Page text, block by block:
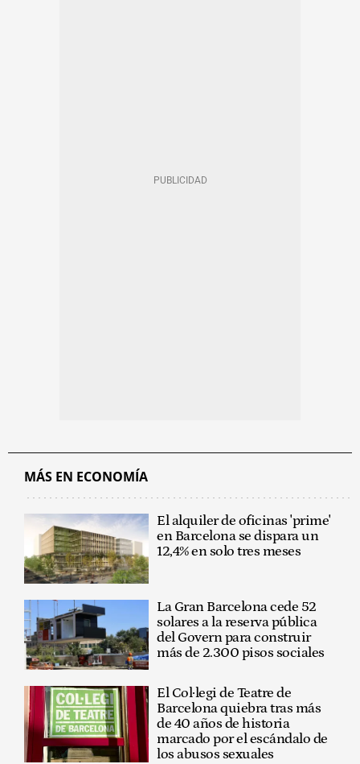
MÁS EN ECONOMÍA
El alquiler de oficinas 'prime'
en Barcelona se dispara un
12,4% en solo tres meses
La Gran Barcelona cede 52
solares a la reserva pública
del Govern para construir
más de 2.300 pisos sociales
El Col·legi de Teatre de
Barcelona quiebra tras más
de 40 años de historia
marcado por el escándalo de
los abusos sexuales